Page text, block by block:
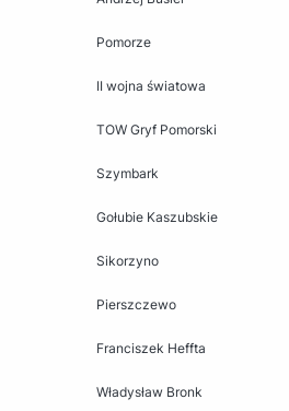
Pomorze
II wojna światowa
TOW Gryf Pomorski
Szymbark
Gołubie Kaszubskie
Sikorzyno
Pierszczewo
Franciszek Heffta
Władysław Bronk